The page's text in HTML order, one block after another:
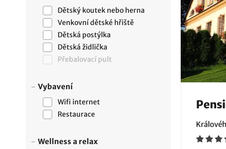
Dětský koutek nebo herna
Venkovní dětské hřiště
Dětská postýlka
Dětská židlička
Přebalovací pult
Vybavení
Wifi internet
Restaurace
Wellness a relax